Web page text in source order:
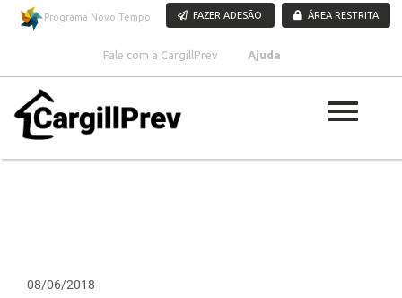
Pular para o conteúdo
Programa Novo Tempo FAZER ADESÃO ÁREA RESTRITA
Fale com a CargillPrev Ajuda
08/06/2018